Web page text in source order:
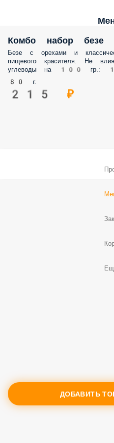
Комбо набор безе
Безе с орехами и
пищевого красителя. Не
углеводы на 100
80 г.
215 ₽
ДОБАВИТЬ